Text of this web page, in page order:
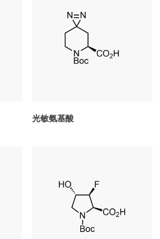
光敏氨基酸